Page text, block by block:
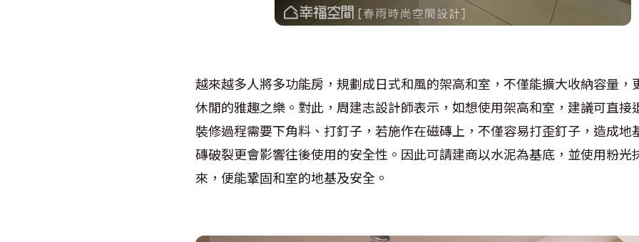
越來越多人將多功能房，規劃成日式和風的架高和室，不僅能擴大收納容量，
休閒的雅趣之樂。對此，周建志設計師表示，如想使用架高和室，建議可直接
裝修過程需要下角料、打釘子，若施作在磁磚上，不僅容易打歪釘子，造成地
磚破裂更會影響往後使用的安全性。因此可請建商以水泥為基底，並使用粉光
來，便能鞏固和室的地基及安全。